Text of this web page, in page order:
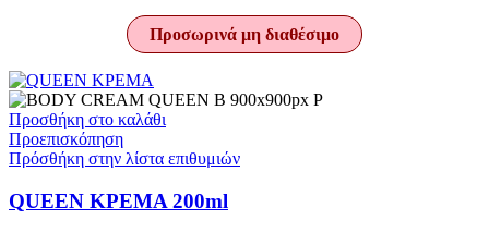
Προσωρινά μη διαθέσιμο
Προσθήκη στο καλάθι
Προεπισκόπηση
Πρόσθήκη στην λίστα επιθυμιών
QUEEN ΚΡΕΜΑ 200ml